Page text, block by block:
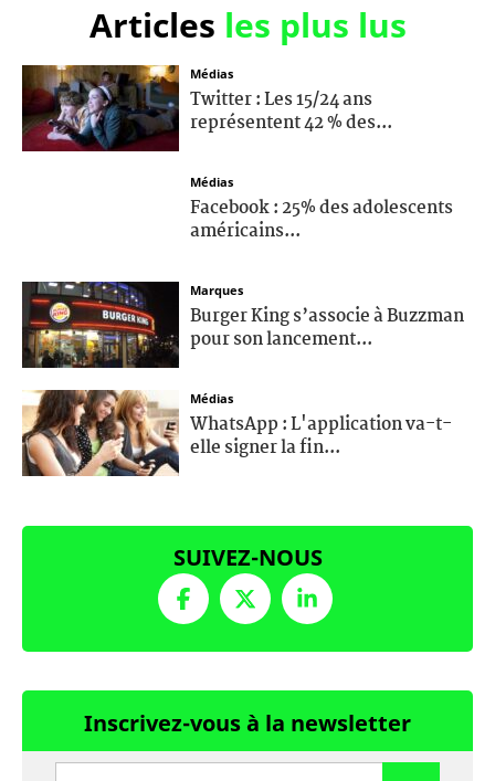
Articles les plus lus
Médias
Twitter : Les 15/24 ans
représentent 42 % des...
Médias
Facebook : 25% des adolescents
américains...
Marques
Burger King s’associe à Buzzman
pour son lancement...
Médias
WhatsApp : L'application va-t-
elle signer la fin...
SUIVEZ-NOUS
Inscrivez-vous à la newsletter